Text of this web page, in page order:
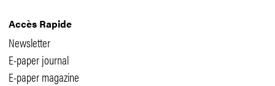
Accès Rapide
Newsletter
E-paper journal
E-paper magazine